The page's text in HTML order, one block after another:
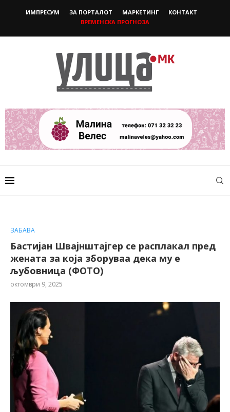
ИМПРЕСУМ ЗА ПОРТАЛОТ МАРКЕТИНГ
КОНТАКТ
ВРЕМЕНСКА ПРОГНОЗА
ЗАБАВА
Бастијан Швајнштајгер се расплакал пред
жената за која зборуваа дека му е
љубовница (ФОТО)
октомври 9, 2025